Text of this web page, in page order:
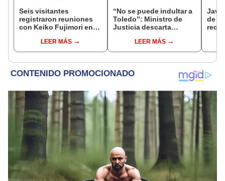
Seis visitantes
registraron reuniones
con Keiko Fujimori en
presidenta se
encontraba en Junín
LEER MÁS
“No se puede indultar a
Toledo”: Ministro de
Justicia descarta
exmandatario
LEER MÁS
de